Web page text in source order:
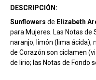
DESCRIPCIÓN:
Sunflowers de Elizabeth
para Mujeres. Las Notas de
naranjo, limón (lima ácida),
de Corazón son ciclamen
de lirio; las Notas de Fondo